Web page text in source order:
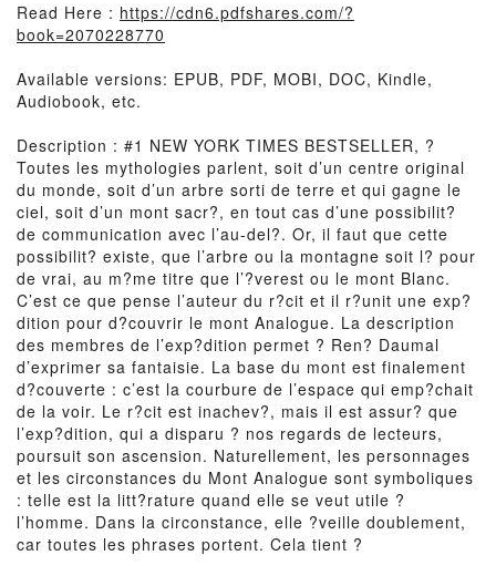
Read Here : https://cdn6.pdfshares.com/?
book=2070228770
Available versions: EPUB, PDF, MOBI, DOC, Kindle,
Audiobook, etc.
Description : #1 NEW YORK TIMES BESTSELLER, ?
Toutes les mythologies parlent, soit d’un centre original
du monde, soit d’un arbre sorti de terre et qui gagne le
ciel, soit d’un mont sacr?, en tout cas d’une possibilit?
de communication avec l’au-del?. Or, il faut que cette
possibilit? existe, que l’arbre ou la montagne soit l? pour
de vrai, au m?me titre que l’?verest ou le mont Blanc.
C’est ce que pense l’auteur du r?cit et il r?unit une exp?
dition pour d?couvrir le mont Analogue. La description
des membres de l’exp?dition permet ? Ren? Daumal
d’exprimer sa fantaisie. La base du mont est finalement
d?couverte : c’est la courbure de l’espace qui emp?chait
de la voir. Le r?cit est inachev?, mais il est assur? que
l’exp?dition, qui a disparu ? nos regards de lecteurs,
poursuit son ascension. Naturellement, les personnages
et les circonstances du Mont Analogue sont symboliques
: telle est la litt?rature quand elle se veut utile ?
l’homme. Dans la circonstance, elle ?veille doublement,
car toutes les phrases portent. Cela tient ?